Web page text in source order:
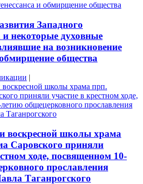
Западного
и некоторые духовные
на возникновение
общества
|
воскресной школы храма
Саровского приняли
ходе, посвященном 10-
прославления
Таганрогского